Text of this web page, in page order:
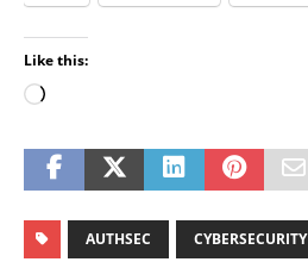
Like this:
AUTHSEC CYBERSECURITY